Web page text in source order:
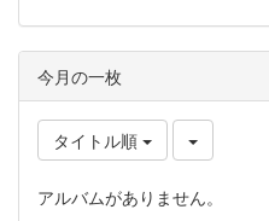
今月の一枚
タイトル順
アルバムがありません。